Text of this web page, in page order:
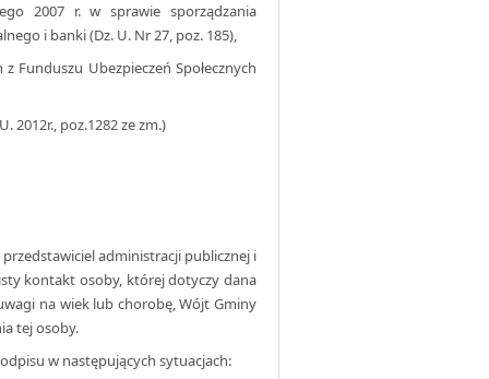
2007 r. w sprawie sporządzania
i banki (Dz. U. Nr 27, poz. 185),
Funduszu Ubezpieczeń Społecznych
2012r., poz.1282 ze zm.)
administracji publicznej i
kontakt osoby, której dotyczy dana
na wiek lub chorobę, Wójt Gminy
tej osoby.
w następujących sytuacjach: